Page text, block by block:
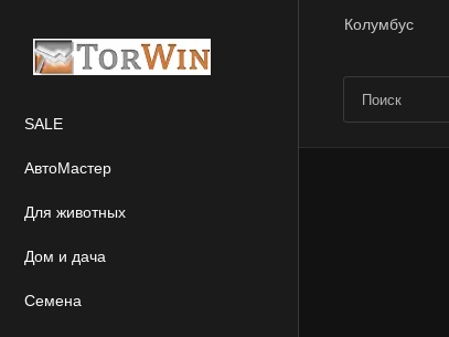
Колумбус
SALE
АвтоМастер
Для животных
Дом и дача
Семена